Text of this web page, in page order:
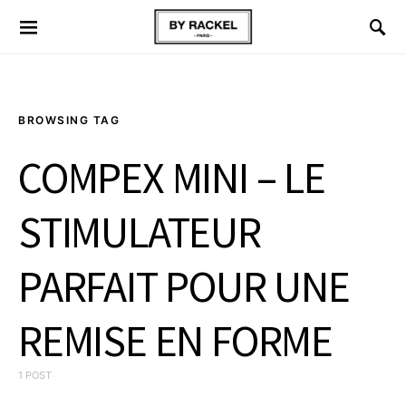
BROWSING TAG
COMPEX MINI – LE
STIMULATEUR
PARFAIT POUR UNE
REMISE EN FORME
1 POST